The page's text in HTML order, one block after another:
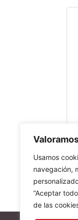
Usamos
navegación,
“Aceptar
de las